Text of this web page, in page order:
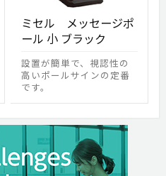
ミセル メッセージポ
ール 小 ブラック
設置が簡単で、視認性の
高いポールサインの定番
です。